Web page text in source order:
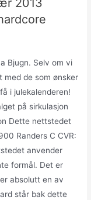
2013
Bjugn. Selv om vi
med de som ønsker
i julekalenderen!
på sirkulasjon
Dette nettstedet
Randers C CVR:
anvender
formål. Det er
absolutt en av
står bak dette